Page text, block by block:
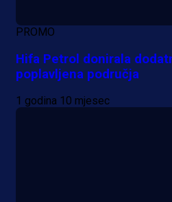
PROMO
Hifa Petrol donirala
poplavljena područja
1 godina 10 mjesec